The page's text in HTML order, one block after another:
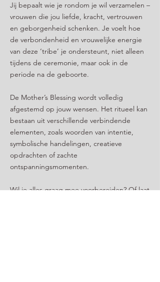
Jij bepaalt wie je rondom je wil verzamelen –
vrouwen die jou liefde, kracht, vertrouwen
en geborgenheid schenken. Je voelt hoe
de verbondenheid en vrouwelijke energie
van deze ‘tribe’ je ondersteunt, niet alleen
tijdens de ceremonie, maar ook in de
periode na de geboorte.
De Mother’s Blessing wordt volledig
afgestemd op jouw wensen. Het ritueel kan
bestaan uit verschillende verbindende
elementen, zoals woorden van intentie,
symbolische handelingen, creatieve
opdrachten of zachte
ontspanningsmomenten.
Wil je alles graag mee voorbereiden? Of laat